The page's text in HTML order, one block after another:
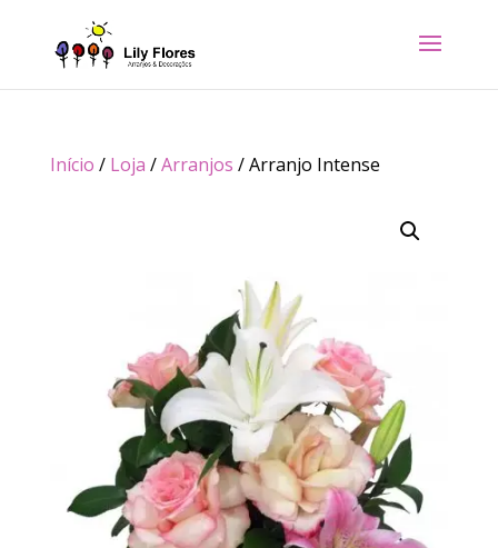
Início / Loja /Arranjos / Arranjo Intense